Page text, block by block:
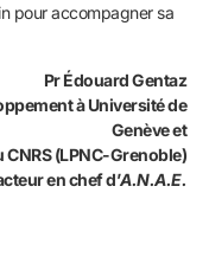
pour accompagner sa
Pr Édouard Gentaz
à Université de
Genève et
(LPNC-Grenoble)
en chef d’A.N.A.E.